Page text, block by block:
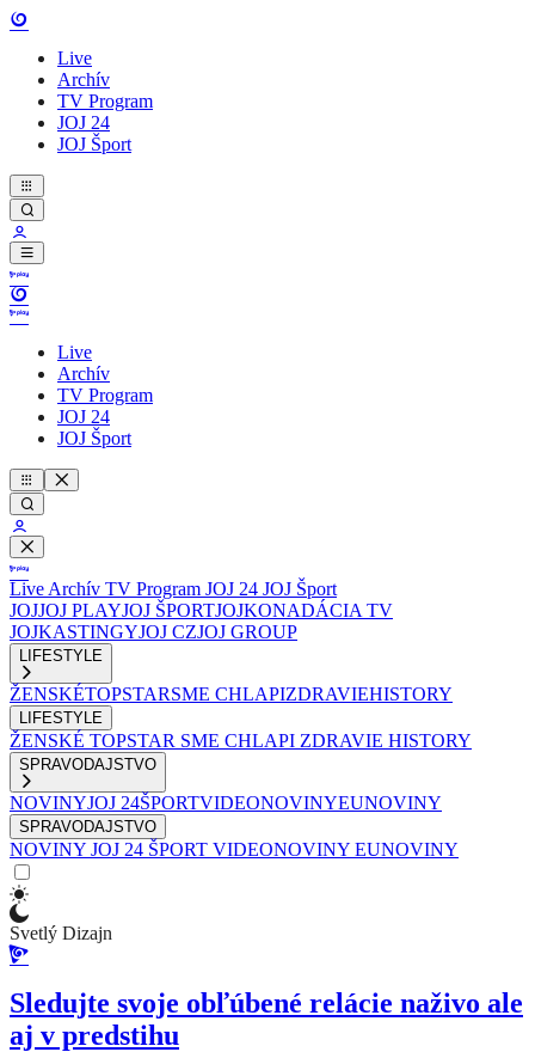
Live
Archív
TV Program
JOJ 24
JOJ Šport
Live
Archív
TV Program
JOJ 24
JOJ Šport
Live Archív TV Program JOJ 24 JOJ Šport
JOJJOJ PLAYJOJ ŠPORTJOJKONADÁCIA TV
JOJKASTINGYJOJ CZJOJ GROUP
LIFESTYLE
ŽENSKÉTOPSTARSME CHLAPIZDRAVIEHISTORY
LIFESTYLE
ŽENSKÉ TOPSTAR SME CHLAPI ZDRAVIE HISTORY
SPRAVODAJSTVO
NOVINYJOJ 24ŠPORTVIDEONOVINYEUNOVINY
SPRAVODAJSTVO
NOVINY JOJ 24 ŠPORT VIDEONOVINY EUNOVINY
Svetlý Dizajn
Sledujte svoje obľúbené relácie naživo ale
aj v predstihu